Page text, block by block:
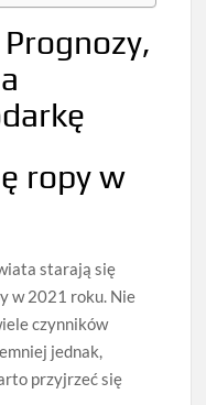
ropy w
starają się
w 2021 roku. Nie
czynników
jednak,
przyjrzeć się